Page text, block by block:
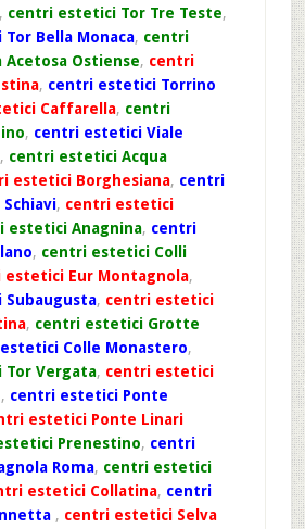
centri estetici Tor Tre Teste,
Bella Monaca, centri
Acetosa Ostiense, centri
, centri estetici Torrino
Caffarella, centri
, centri estetici Viale
, centri estetici Acqua
estetici Borghesiana, centri
, centri estetici
estetici Anagnina, centri
, centri estetici Colli
estetici Eur Montagnola,
, centri estetici
, centri estetici Grotte
Colle Monastero,
Vergata, centri estetici
, centri estetici Ponte
estetici Ponte Linari
Prenestino, centri
Roma, centri estetici
estetici Collatina, centri
, centri estetici Selva